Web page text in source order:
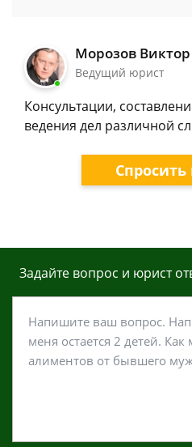
Морозов
Ведущий юрист
Консультации,
ведения дел различной
Задайте вопрос и юрист